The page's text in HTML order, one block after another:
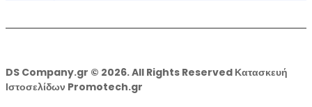
DS Company.gr © 2026. All Rights Reserved Κατασκευή
Ιστοσελίδων Promotech.gr